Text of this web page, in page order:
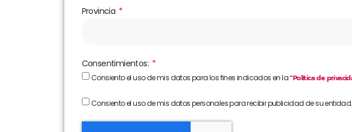
Provincia
Consentimientos:
Consiento el uso de mis datos para los fines indicados en la“Política de
Consiento el uso de mis datos personales para recibir publicidad de su entidad.